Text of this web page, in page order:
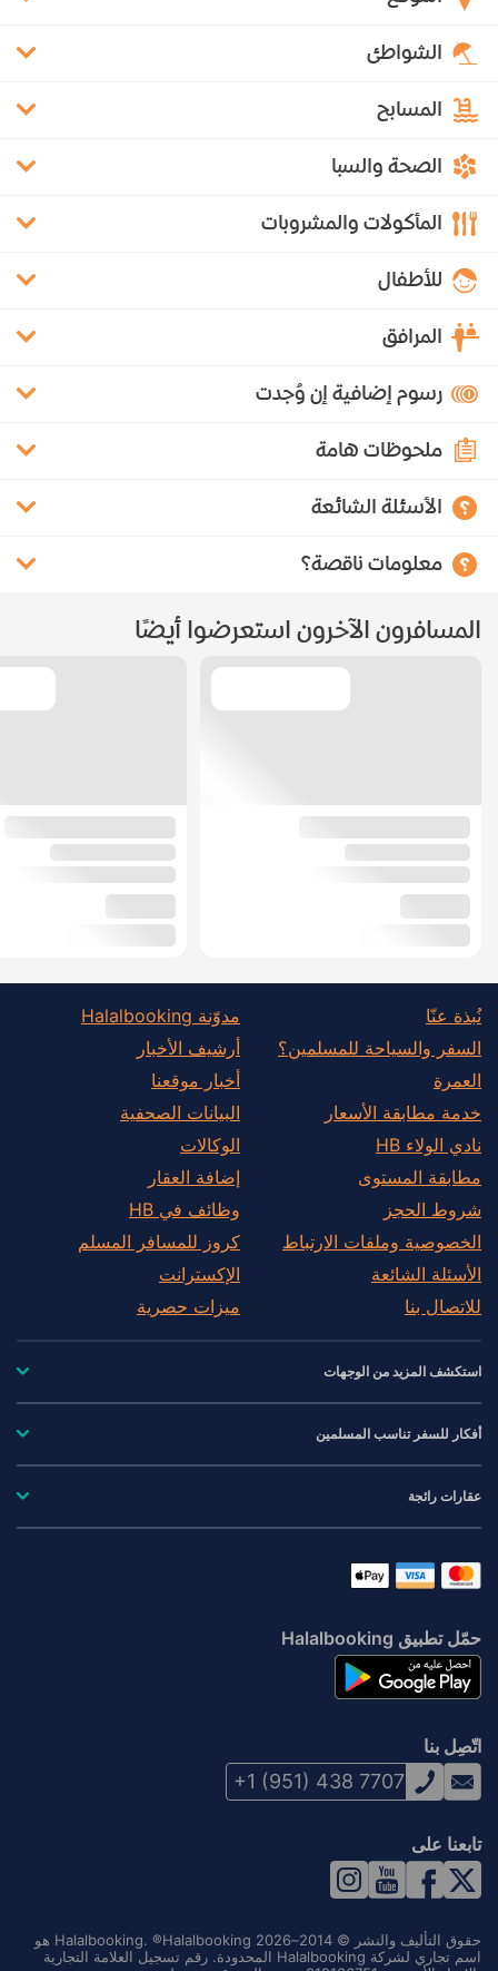
الشواطئ
المسابح
الصحة والسبا
المأكولات والمشروبات
للأطفال
المرافق
رسوم إضافية إن وُجدت
ملحوظات هامة
الأسئلة الشائعة
معلومات ناقصة؟
المسافرون الآخرون استعرضوا أيضًا
نُبذة عنّا
السفر والسياحة للمسلمين؟
العمرة
خدمة مطابقة الأسعار
نادي الولاء HB
مطابقة المستوى
شروط الحجز
الخصوصية وملفات الارتباط
الأسئلة الشائعة
للاتصال بنا
مدوّنة Halalbooking
أرشيف الأخبار
أخبار موقعنا
البيانات الصحفية
الوكالات
إضافة العقار
وظائف في HB
كروز للمسافر المسلم
الإكسترانت
ميزات حصرية
استكشف المزيد من الوجهات
أفكار للسفر تناسب المسلمين
عقارات رائجة
حمّل تطبيق Halalbooking
اتّصِل بنا
+1 (951) 438 7707
تابعنا على
حقوق التأليف والنشر © 2014–2026 Halalbooking. ®Halalbooking هو
اسم تجاري لشركة Halalbooking المحدودة. رقم تسجيل العلامة التجارية